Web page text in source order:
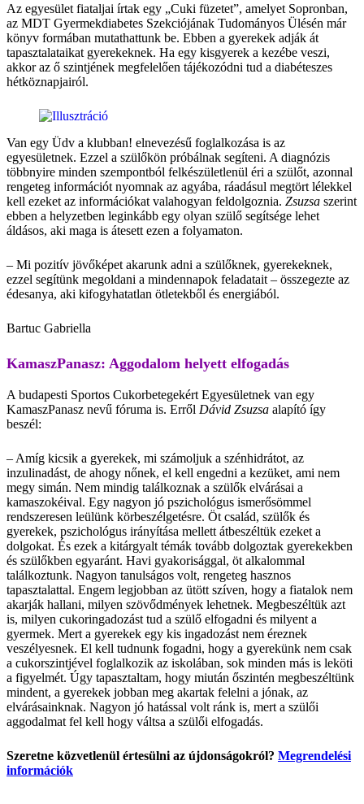
Az egyesület fiataljai írtak egy „Cuki füzetet”, amelyet Sopronban,
az MDT Gyermekdiabetes Szekciójának Tudományos Ülésén már
könyv formában mutathattunk be. Ebben a gyerekek adják át
tapasztalataikat gyerekeknek. Ha egy kisgyerek a kezébe veszi,
akkor az ő szintjének megfelelően tájékozódni tud a diabéteszes
hétköznapjairól.
Van egy Üdv a klubban! elnevezésű foglalkozása is az
egyesületnek. Ezzel a szülőkön próbálnak segíteni. A diagnózis
többnyire minden szempontból felkészületlenül éri a szülőt, azonnal
rengeteg információt nyomnak az agyába, ráadásul megtört lélekkel
kell ezeket az információkat valahogyan feldolgoznia. Zsuzsa szerint
ebben a helyzetben leginkább egy olyan szülő segítsége lehet
áldásos, aki maga is átesett ezen a folyamaton.
– Mi pozitív jövőképet akarunk adni a szülőknek, gyerekeknek,
ezzel segítünk megoldani a mindennapok feladatait – összegezte az
édesanya, aki kifogyhatatlan ötletekből és energiából.
Bartuc Gabriella
KamaszPanasz: Aggodalom helyett elfogadás
A budapesti Sportos Cukorbetegekért Egyesületnek van egy
KamaszPanasz nevű fóruma is. Erről Dávid Zsuzsa alapító így
beszél:
– Amíg kicsik a gyerekek, mi számoljuk a szénhidrátot, az
inzulinadást, de ahogy nőnek, el kell engedni a kezüket, ami nem
megy simán. Nem mindig találkoznak a szülők elvárásai a
kamaszokéival. Egy nagyon jó pszichológus ismerősömmel
rendszeresen leülünk körbeszélgetésre. Öt család, szülők és
gyerekek, pszichológus irányítása mellett átbeszéltük ezeket a
dolgokat. És ezek a kitárgyalt témák tovább dolgoztak gyerekekben
és szülőkben egyaránt. Havi gyakorisággal, öt alkalommal
találkoztunk. Nagyon tanulságos volt, rengeteg hasznos
tapasztalattal. Engem legjobban az ütött szíven, hogy a fiatalok nem
akarják hallani, milyen szövődmények lehetnek. Megbeszéltük azt
is, milyen cukoringadozást tud a szülő elfogadni és milyent a
gyermek. Mert a gyerekek egy kis ingadozást nem éreznek
veszélyesnek. El kell tudnunk fogadni, hogy a gyerekünk nem csak
a cukorszintjével foglalkozik az iskolában, sok minden más is leköti
a figyelmét. Úgy tapasztaltam, hogy miután őszintén megbeszéltünk
mindent, a gyerekek jobban meg akartak felelni a jónak, az
elvárásainknak. Nagyon jó hatással volt ránk is, mert a szülői
aggodalmat fel kell hogy váltsa a szülői elfogadás.
Szeretne közvetlenül értesülni az újdonságokról? Megrendelési
információk